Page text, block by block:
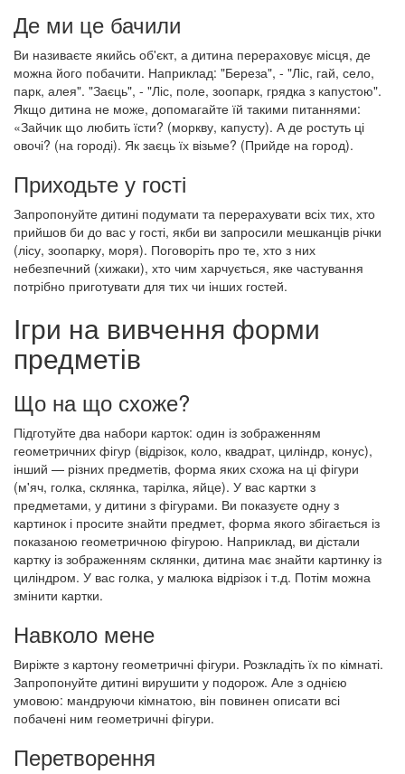
Де ми це бачили
Ви називаєте якийсь об'єкт, а дитина перераховує місця, де
можна його побачити. Наприклад: "Береза", - "Ліс, гай, село,
парк, алея". "Заєць", - "Ліс, поле, зоопарк, грядка з капустою".
Якщо дитина не може, допомагайте їй такими питаннями:
«Зайчик що любить їсти? (моркву, капусту). А де ростуть ці
овочі? (на городі). Як заєць їх візьме? (Прийде на город).
Приходьте у гості
Запропонуйте дитині подумати та перерахувати всіх тих, хто
прийшов би до вас у гості, якби ви запросили мешканців річки
(лісу, зоопарку, моря). Поговоріть про те, хто з них
небезпечний (хижаки), хто чим харчується, яке частування
потрібно приготувати для тих чи інших гостей.
Ігри на вивчення форми
предметів
Що на що схоже?
Підготуйте два набори карток: один із зображенням
геометричних фігур (відрізок, коло, квадрат, циліндр, конус),
інший — різних предметів, форма яких схожа на ці фігури
(м'яч, голка, склянка, тарілка, яйце). У вас картки з
предметами, у дитини з фігурами. Ви показуєте одну з
картинок і просите знайти предмет, форма якого збігається із
показаною геометричною фігурою. Наприклад, ви дістали
картку із зображенням склянки, дитина має знайти картинку із
циліндром. У вас голка, у малюка відрізок і т.д. Потім можна
змінити картки.
Навколо мене
Виріжте з картону геометричні фігури. Розкладіть їх по кімнаті.
Запропонуйте дитині вирушити у подорож. Але з однією
умовою: мандруючи кімнатою, він повинен описати всі
побачені ним геометричні фігури.
Перетворення